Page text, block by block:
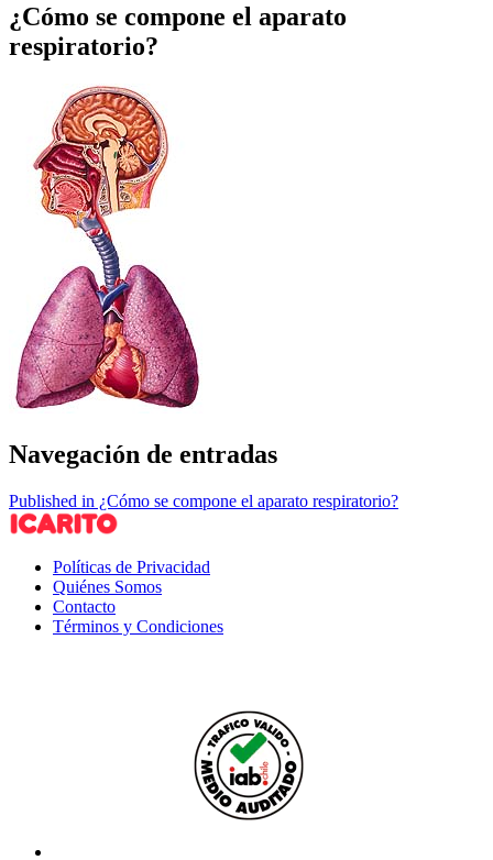
¿Cómo se compone el aparato
respiratorio?
Navegación de entradas
Published in ¿Cómo se compone el aparato respiratorio?
Políticas de Privacidad
Quiénes Somos
Contacto
Términos y Condiciones